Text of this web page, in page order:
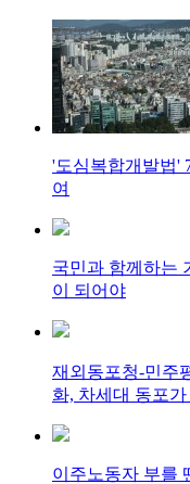
'도심복합개발법'
여
국민과 함께하는
이 되어야
재외동포청-민주
화, 차세대 동포
이주노동자 부를